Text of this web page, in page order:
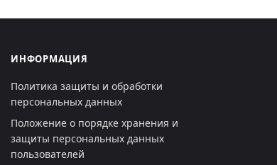
ИНФОРМАЦИЯ
Политика защиты и обработки
персональных данных
Положение о порядке хранения и
защиты персональных данных
пользователей